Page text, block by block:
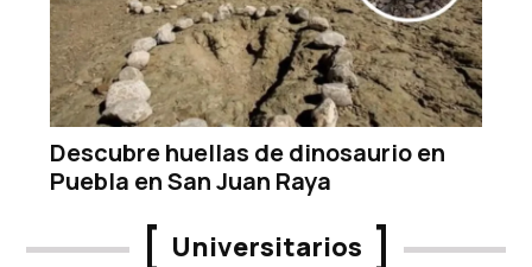
Descubre huellas de dinosaurio en
Puebla en San Juan Raya
Universitarios